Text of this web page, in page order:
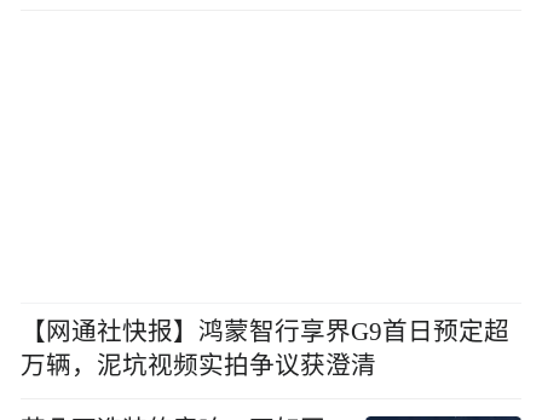
【网通社快报】鸿蒙智行享界G9首日预定超
万辆，泥坑视频实拍争议获澄清